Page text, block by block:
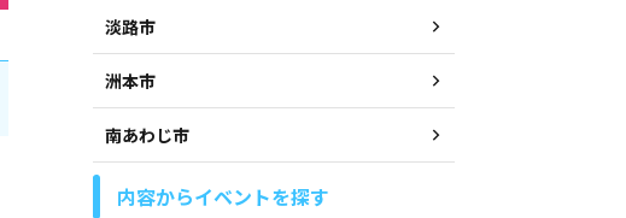
淡路市
洲本市
南あわじ市
内容からイベントを探す